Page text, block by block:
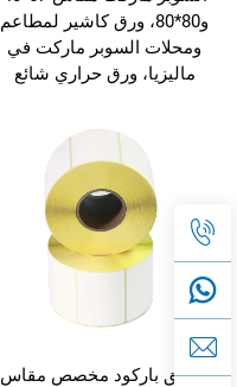
و80*80، ورق كاشير لمطاعم
ومحلات السوبر ماركت في
ماليزيا، ورق حراري شائع
ملصق باركود مخصص مقاس